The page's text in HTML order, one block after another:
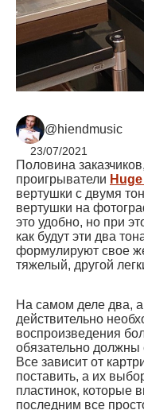
@hiendmusic
23/07/2021
Половина
проигрыватели
вертушки с двумя
вертушки на
это удобно, но при
как будут эти два
формулируют свое
тяжелый, другой
На самом деле два,
действительно
воспроизведения
обязательно должны
Все зависит от
поставить, а их
пластинок, которые
последним все